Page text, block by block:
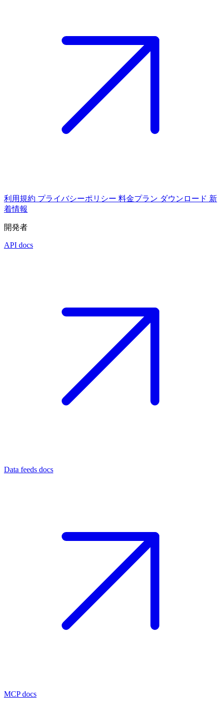
利用規約 プライバシーポリシー 料金プラン ダウンロード 新
着情報
開発者
API docs
Data feeds docs
MCP docs